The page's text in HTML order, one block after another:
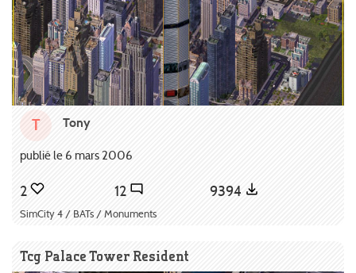
T Tony
publié le 6 mars 2006
2 12 9394
SimCity 4 / BATs / Monuments
Tcg Palace Tower Resident